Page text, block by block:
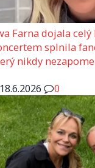
Farna dojala celý
splnila
nikdy
18.6.2026
0